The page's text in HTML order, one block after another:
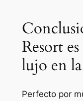
Resort
lujo en
Perfecto por